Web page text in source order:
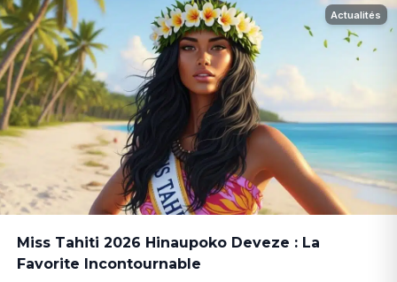
Actualités
Miss Tahiti 2026 Hinaupoko Deveze : La
Favorite Incontournable